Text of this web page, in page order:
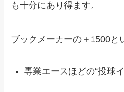
も十分にあり得ます。
ブックメーカーの＋1500と
専業エースほどの“投球